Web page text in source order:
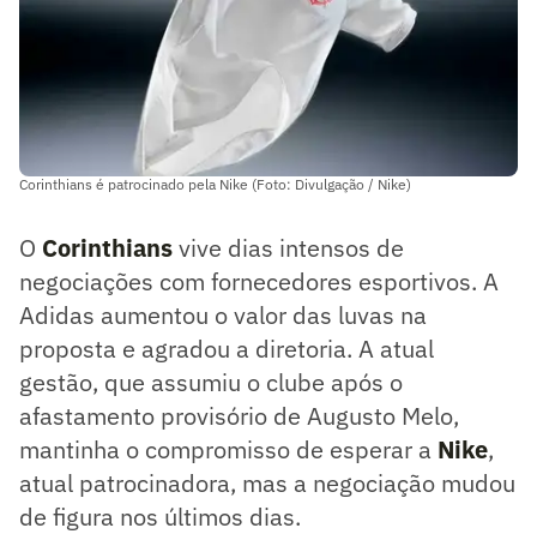
Corinthians é patrocinado pela Nike (Foto: Divulgação / Nike)
O Corinthiansvive dias intensos de
negociações com fornecedores esportivos. A
Adidas aumentou o valor das luvas na
proposta e agradou a diretoria. A atual
gestão, que assumiu o clube após o
afastamento provisório de Augusto Melo,
mantinha o compromisso de esperar a Nike,
atual patrocinadora, mas a negociação mudou
de figura nos últimos dias.